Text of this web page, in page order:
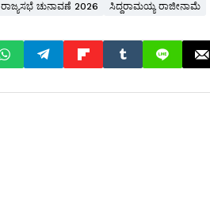
ರಾಜ್ಯಸಭೆ ಚುನಾವಣೆ 2026 ಸಿದ್ದರಾಮಯ್ಯ ರಾಜೀನಾಮೆ